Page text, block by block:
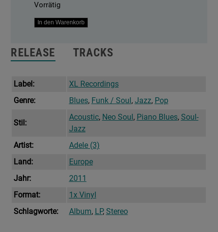
Vorrätig
21In den Warenkorb
RELEASE TRACKS
Label:
XL Recordings
Genre:
Blues, Funk / Soul , Jazz, Pop
Stil:
Acoustic, Neo Soul , Piano Blues, Soul-
Jazz
Artist:
Adele (3)
Land:
Europe
Jahr:
2011
Format:
1x Vinyl
Schlagworte:
Album, LP, Stereo